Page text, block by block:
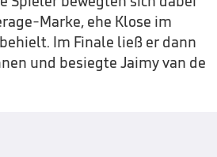
Marke, ehe Klose im
Im Finale ließ er dann
und besiegte Jaimy van de